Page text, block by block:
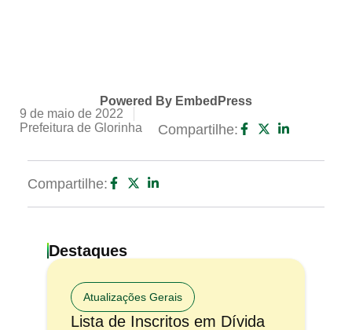
Powered By EmbedPress
9 de maio de 2022
Prefeitura de Glorinha
Compartilhe:
Compartilhe:
Destaques
Atualizações Gerais
Lista de Inscritos em Dívida